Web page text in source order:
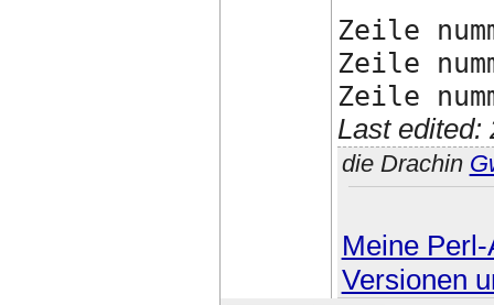
Zeile
Zeile
Zeile
Last edited:
die Drachin
Meine
Versionen